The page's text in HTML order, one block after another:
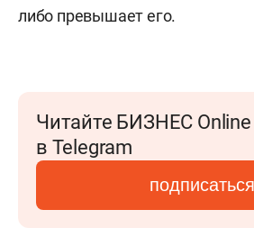
либо превышает его.
Читайте БИЗНЕС Online
в Telegram
подписаться